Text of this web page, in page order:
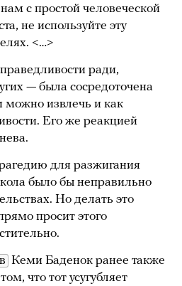
с простой человеческой
не используйте эту
<…>
ради,
— была сосредоточена
можно извлечь и как
Его же реакцией
для разжигания
было бы неправильно
Но делать это
просит этого
Кеми Баденок ранее также
что тот усугубляет